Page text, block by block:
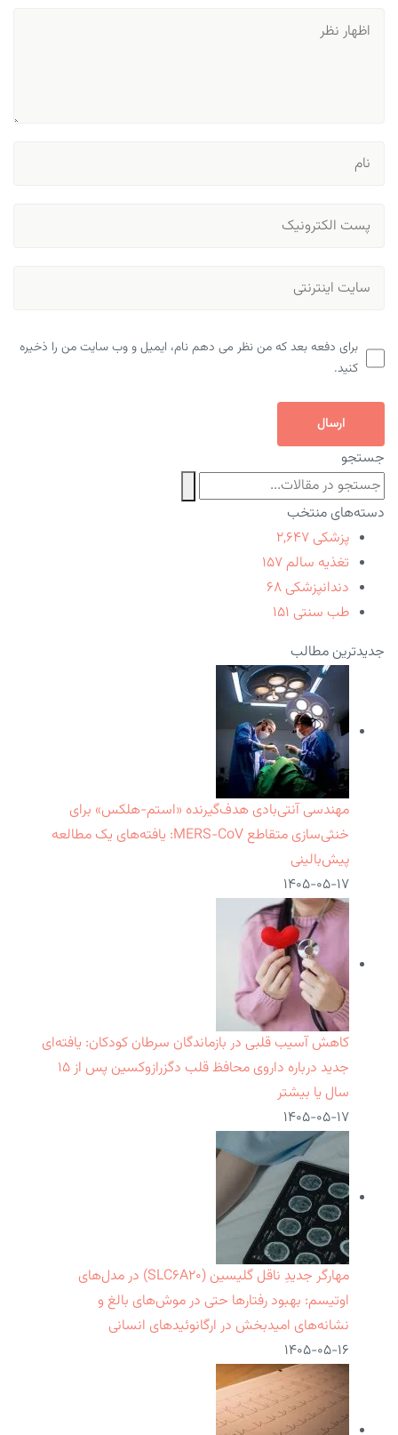
برای دفعه بعد که من نظر می دهم نام، ایمیل و وب سایت من را ذخیره
کنید.
ارسال
جستجو
دسته‌های منتخب
پزشکی ۲,۶۴۷
تغذیه سالم ۱۵۷
دندانپزشکی ۶۸
طب سنتی ۱۵۱
جدیدترین مطالب
مهندسی آنتی‌بادی هدف‌گیرنده «استم-هلکس» برای
خنثی‌سازی متقاطع MERS-CoV: یافته‌های یک مطالعه
پیش‌بالینی
۱۴۰۵-۰۵-۱۷
کاهش آسیب قلبی در بازماندگان سرطان کودکان: یافته‌ای
جدید درباره داروی محافظ قلب دگزرازوکسین پس از ۱۵
سال یا بیشتر
۱۴۰۵-۰۵-۱۷
مهارگر جدیدِ ناقل گلیسین (SLC۶A۲۰) در مدل‌های
اوتیسم: بهبود رفتارها حتی در موش‌های بالغ و
نشانه‌های امیدبخش در ارگانوئیدهای انسانی
۱۴۰۵-۰۵-۱۶